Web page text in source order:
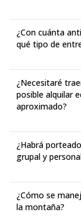
Propinas
¿Con cuánta
qué tipo de
¿Necesitaré
posible alquilar
aproximado?
¿Habrá
grupal y
¿Cómo se
la montaña?